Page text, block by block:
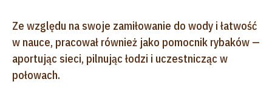
Ze względu na swoje zamiłowanie do wody i łatwość
w nauce, pracował również jako pomocnik rybaków —
aportując sieci, pilnując łodzi i uczestnicząc w
połowach.